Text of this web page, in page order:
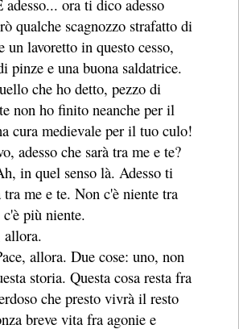
adesso... ora ti dico adesso
qualche scagnozzo strafatto di
un lavoretto in questo cesso,
pinze e una buona saldatrice.
che ho detto, pezzo di
non ho finito neanche per il
cura medievale per il tuo culo!
adesso che sarà tra me e te?
in quel senso là. Adesso ti
tra me e te. Non c'è niente tra
più niente.
allora.
allora. Due cose: uno, non
storia. Questa cosa resta fra
che presto vivrà il resto
breve vita fra agonie e